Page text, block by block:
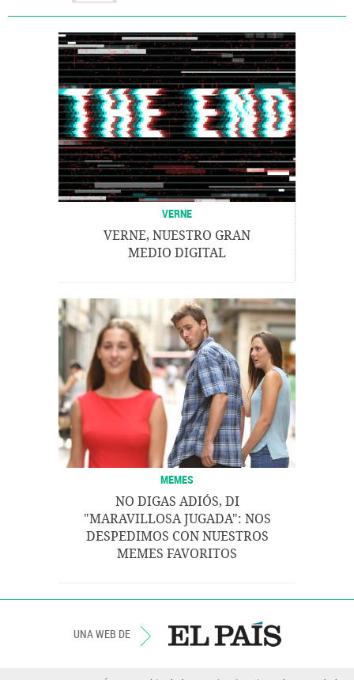
VERNE
VERNE, NUESTRO GRAN
MEDIO DIGITAL
MEMES
NO DIGAS ADIÓS, DI
"MARAVILLOSA JUGADA": NOS
DESPEDIMOS CON NUESTROS
MEMES FAVORITOS
UNA WEB DE